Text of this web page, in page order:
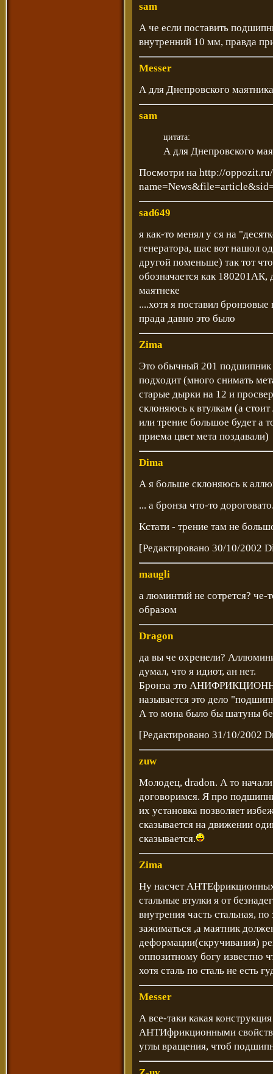
sam
А че если поставить
внутренний 10 мм, правда
Messer
А для Днепровского
sam
цитата:
А для Днепровского
Посмотри на http://
sad649
я как-то менял у ся на
генератора, шас вот нашол
другой поменьше) так тот
обозначается как 180201АК,
маятнеке
....хотя я поставил бронзовые
прада давно это было
Zima
Это обычный 201 подшипник
подходит (много снимать
старые дырки на 12 и
склоняюсь к втулкам (а
или трение большое будет а
приема цвет мета поздавали)
Dima
А я больше склоняюсь к
... а бронза что-то
Кстати - трение там не
[Редактировано 30/10/2002
maugli
а люминтий не сотрется? че-
образом
Dragon
да вы че охренели?
думал, что я идиот, ан нет.
Бронза это
называется это дело
А то мона было бы шатуны
[Редактировано 31/10/2002
zuw
Молодец, dradon. А то
договоримся. Я про
их установка позволяет
сказывается на движении
сказывается.
Zima
Ну насчет АНТЕфрикционных
стальные втулки я от
внутрения часть стальная,
зажиматься ,а маятник
деформации(скручивания)
оппозитному богу известно
хотя сталь по сталь не есть
Messer
А все-таки какая
АНТИфрикционными
углы вращения, чтоб